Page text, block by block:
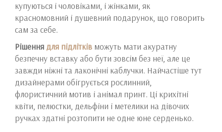
купуються і чоловіками, і жінками, як
красномовний і душевний подарунок, що говорить
сам за себе.
Рішення для підлітків можуть мати акуратну
безпечну вставку або бути зовсім без неї, але це
завжди ніжні та лаконічні каблучки. Найчастіше тут
дизайнерами обігрується рослинний,
флористичний мотив і анімал принт. Ці крихітні
квіти, пелюстки, дельфіни і метелики на дівочих
ручках здатні розтопити не одне юне серденько.